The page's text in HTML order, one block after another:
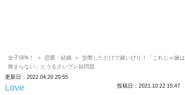
女子SPA！ 恋愛・結婚
交際しただけで嫁いびり！「これじゃ嫁は
務まらない」とうるさいプレ姑問題
更新日：2022.04.20 20:55
Love 投稿日：2021.10.22 15:47